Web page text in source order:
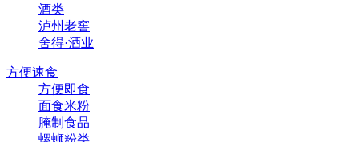
酒类
泸州老窖
舍得·酒业
方便速食
方便即食
面食米粉
腌制食品
螺蛳粉类